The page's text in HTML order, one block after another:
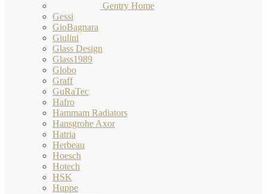
Gentry Home
Gessi
GioBagnara
Giulini
Glass Design
Glass1989
Globo
Graff
GuRaTec
Hafro
Hammam Radiators
Hansgrohe Axor
Hatria
Herbeau
Hoesch
Hotech
HSK
Huppe